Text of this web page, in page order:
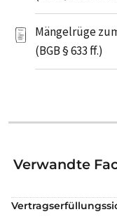
Mängelrüge
(BGB § 633 ff.)
Verwandte